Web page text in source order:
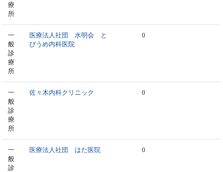
療
所
一
般
診
療
所
医療法人社団 水明会 と
びうめ内科医院
0
一
般
診
療
所
佐々木内科クリニック 0
一
般
診
医療法人社団 はた医院 0